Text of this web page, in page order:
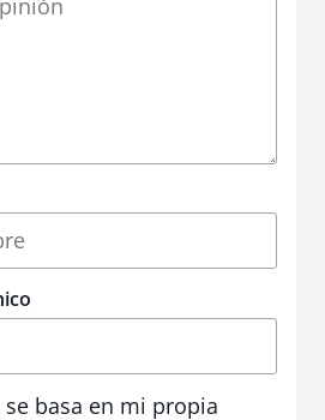
se basa en mi propia